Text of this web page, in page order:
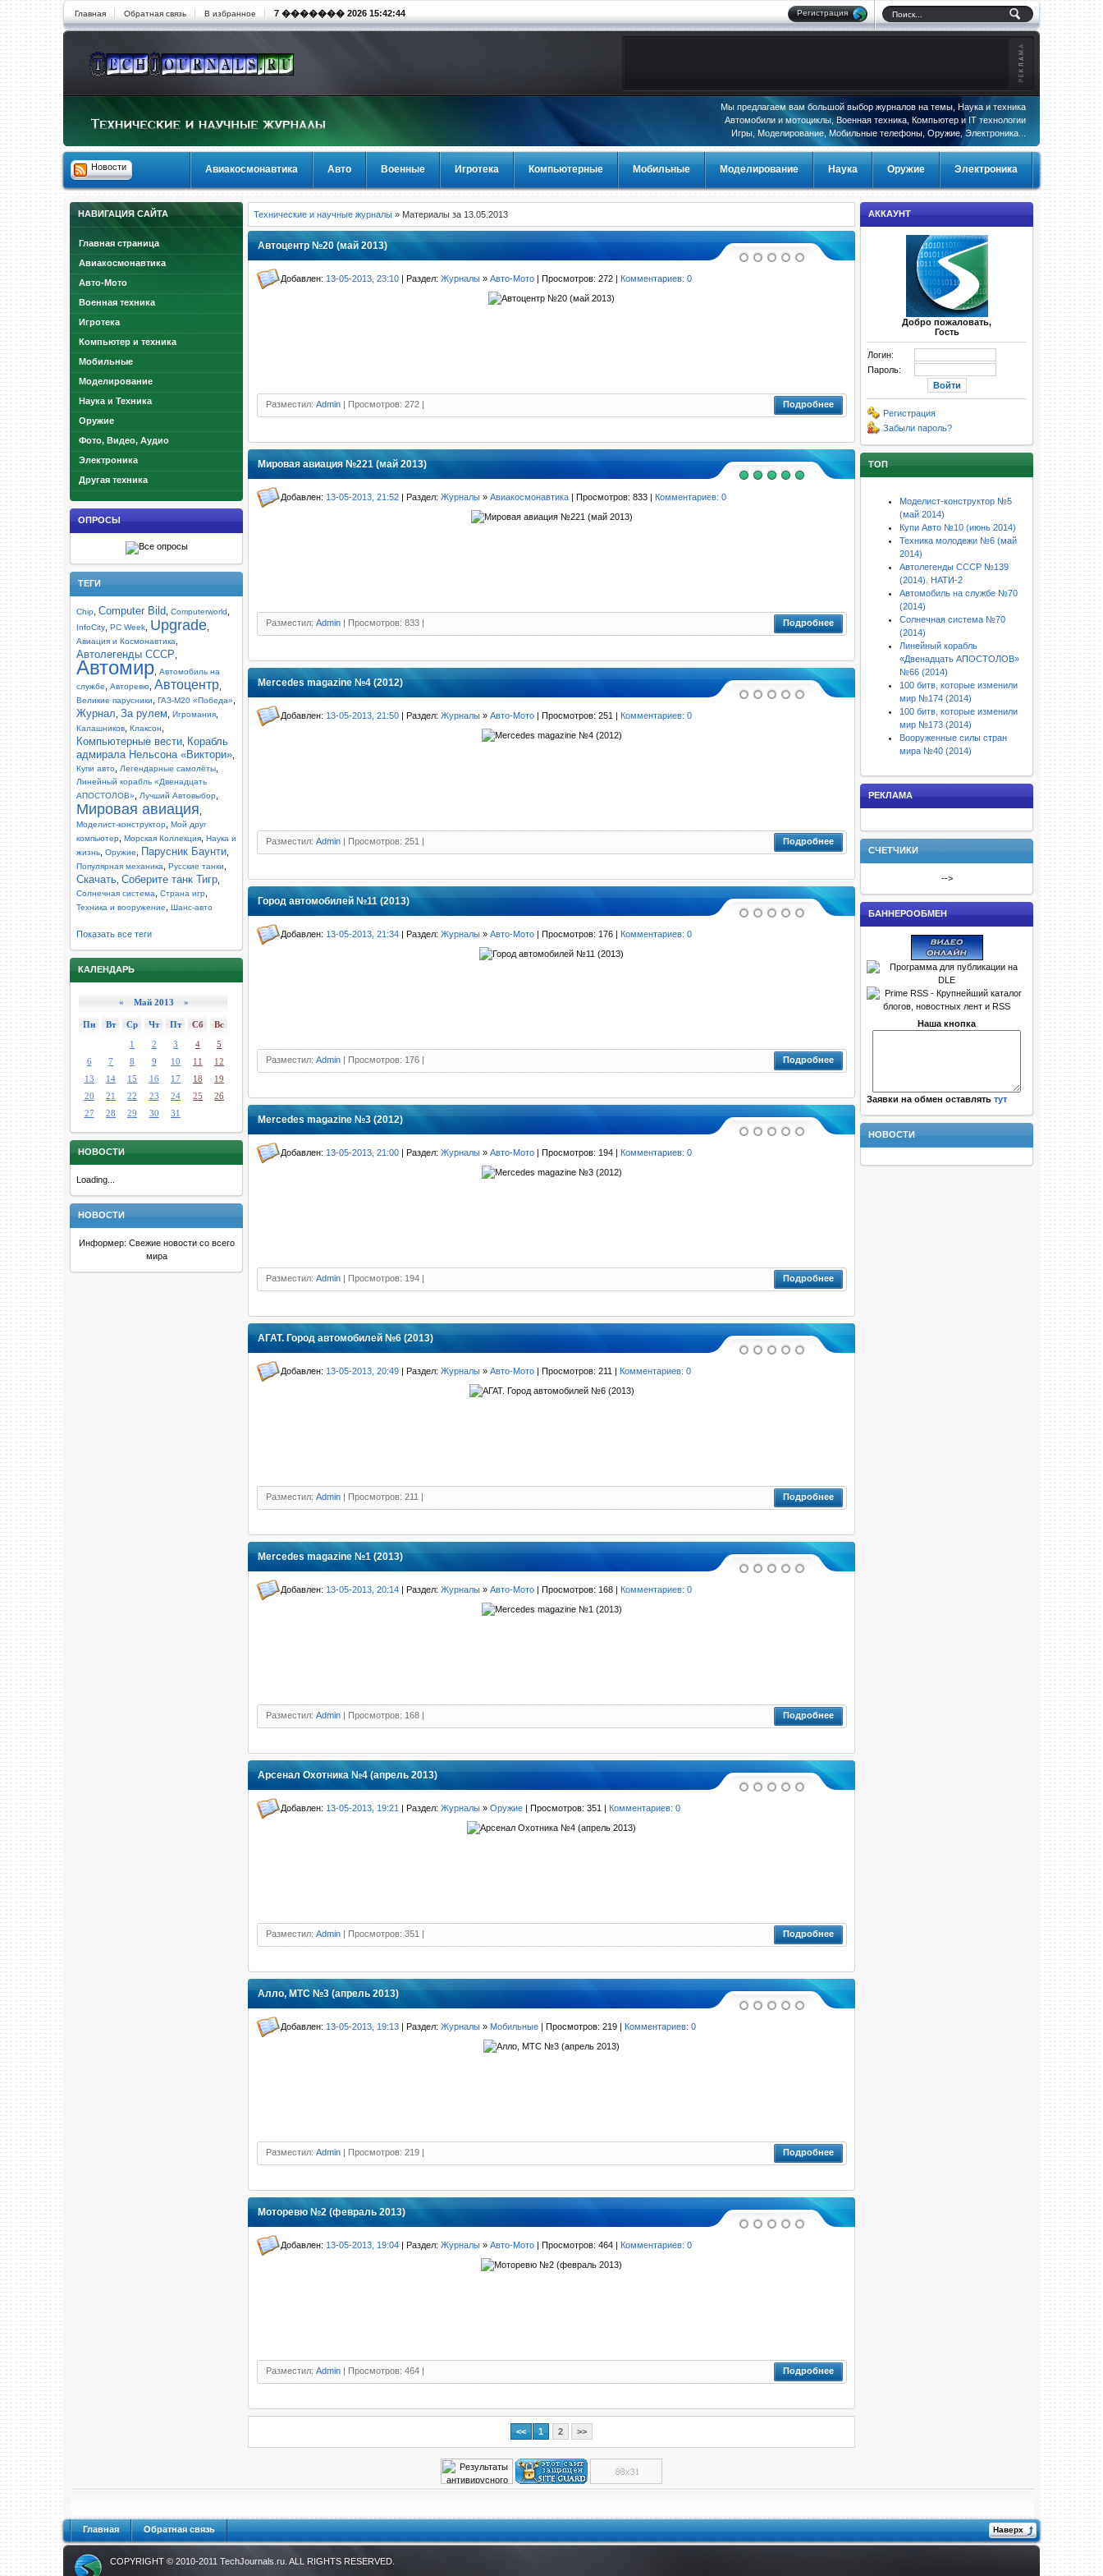
Главная Обратная связь В избранное 7 ������� 2026 15:42:45 Регистрация
Мы предлагаем вам большой выбор журналов на темы, Наука и техника
Автомобили и мотоциклы, Военная техника, Компьютер и IT технологии
Игры, Моделирование, Мобильные телефоны, Оружие, Электроника...
Новости Авиакосмонавтика Авто Военные Игротека Компьютерные Мобильные Моделирование Наука Оружие Электроника
НАВИГАЦИЯ САЙТА
Главная страница
Авиакосмонавтика
Авто-Мото
Военная техника
Игротека
Компьютер и техника
Мобильные
Моделирование
Наука и Техника
Оружие
Фото, Видео, Аудио
Электроника
Другая техника
ОПРОСЫ
ТЕГИ
Chip Computer Bild Computerworld
InfoCity PC Week Upgrade
Авиация и Космонавтика
Автолегенды СССР
Автомир Автомобиль на
службе
Авторевю Автоцентр
Великие парусники ГАЗ-М20 «Победа»
Журнал За рулем Игромания
Калашников Клаксон
Компьютерные вести Корабль
адмирала Нельсона «Виктори»
Купи авто Легендарные самолёты
Линейный корабль «Двенадцать
АПОСТОЛОВ»
Лучший Автовыбор
Мировая авиация
Моделист-конструктор Мой друг
компьютер Морская Коллекция Наука и
жизнь Оружие Парусник Баунти
Популярная механика Русские танки
Скачать Соберите танк Тигр
Солнечная система Страна игр
Техника и вооружение Шанс-авто
Показать все теги
КАЛЕНДАРЬ
« Май 2013 »
Пн Вт Ср Чт Пт Сб
Вс
1
2 3 4
5
6
7 8 9 10 11
12
13
14 15 16 17 18
19
20
21 22 23 24 25
26
27
28 29 30 31
НОВОСТИ
Loading...
НОВОСТИ
Информер: Свежие новости со всего
мира
Технические и научные журналы » Материалы за 13.05.2013
Автоцентр №20 (май 2013)
Добавлен: 13-05-2013, 23:10 | Раздел: Журналы » Авто-Мото | Просмотров: 272 | Комментариев: 0
Разместил: Admin | Просмотров: 272 | Подробнее
Мировая авиация №221 (май 2013)
Добавлен: 13-05-2013, 21:52 | Раздел: Журналы » Авиакосмонавтика | Просмотров: 833 | Комментариев: 0
Разместил: Admin | Просмотров: 833 | Подробнее
Mercedes magazine №4 (2012)
Добавлен: 13-05-2013, 21:50 | Раздел: Журналы » Авто-Мото | Просмотров: 251 | Комментариев: 0
Разместил: Admin | Просмотров: 251 | Подробнее
Город автомобилей №11 (2013)
Добавлен: 13-05-2013, 21:34 | Раздел: Журналы » Авто-Мото | Просмотров: 176 | Комментариев: 0
Разместил: Admin | Просмотров: 176 | Подробнее
Mercedes magazine №3 (2012)
Добавлен: 13-05-2013, 21:00 | Раздел: Журналы » Авто-Мото | Просмотров: 194 | Комментариев: 0
Разместил: Admin | Просмотров: 194 | Подробнее
АГАТ. Город автомобилей №6 (2013)
Добавлен: 13-05-2013, 20:49 | Раздел: Журналы » Авто-Мото | Просмотров: 211 | Комментариев: 0
Разместил: Admin | Просмотров: 211 | Подробнее
Mercedes magazine №1 (2013)
Добавлен: 13-05-2013, 20:14 | Раздел: Журналы » Авто-Мото | Просмотров: 168 | Комментариев: 0
Разместил: Admin | Просмотров: 168 | Подробнее
Арсенал Охотника №4 (апрель 2013)
Добавлен: 13-05-2013, 19:21 | Раздел: Журналы » Оружие | Просмотров: 351 | Комментариев: 0
Разместил: Admin | Просмотров: 351 | Подробнее
Алло, МТС №3 (апрель 2013)
Добавлен: 13-05-2013, 19:13 | Раздел: Журналы » Мобильные | Просмотров: 219 | Комментариев: 0
Разместил: Admin | Просмотров: 219 | Подробнее
Моторевю №2 (февраль 2013)
Добавлен: 13-05-2013, 19:04 | Раздел: Журналы » Авто-Мото | Просмотров: 464 | Комментариев: 0
Разместил: Admin | Просмотров: 464 | Подробнее
<< 1 2 >>
АККАУНТ
Добро пожаловать,
Гость
Логин:
Пароль:
Регистрация
Забыли пароль?
ТОП
Моделист-конструктор №5
(май 2014)
Купи Авто №10 (июнь 2014)
Техника молодежи №6 (май
2014)
Автолегенды СССР №139
(2014). НАТИ-2
Автомобиль на службе №70
(2014)
Солнечная система №70
(2014)
Линейный корабль
«Двенадцать АПОСТОЛОВ»
№66 (2014)
100 битв, которые изменили
мир №174 (2014)
100 битв, которые изменили
мир №173 (2014)
Вооруженные силы стран
мира №40 (2014)
РЕКЛАМА
СЧЕТЧИКИ
-->
БАННЕРООБМЕН
Наша кнопка
Заявки на обмен оставлять тут
НОВОСТИ
Главная Обратная связь Наверх
COPYRIGHT © 2010-2011 TechJournals.ru . ALL RIGHTS RESERVED.